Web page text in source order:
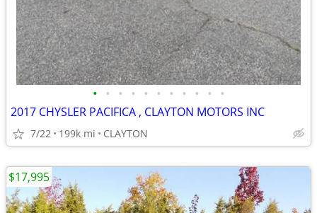
• • • • • • • • • • •
2017 CHYSLER PACIFICA , CLAYTON MOTORS INC
7/22 199k mi CLAYTON
$17,995